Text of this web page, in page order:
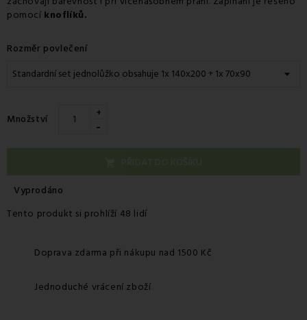
pomocí knoflíků.
Rozměr povlečení
Množství +
-
Vyprodáno
Tento produkt si prohlíží 48 lidí
Doprava zdarma při nákupu nad 1500 Kč
Jednoduché vrácení zboží